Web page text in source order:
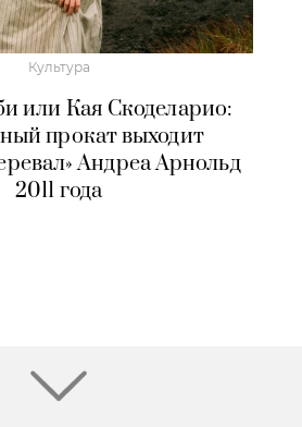
Культура
или Кая Скоделарио:
прокат выходит
Андреа Арнольд
2011 года